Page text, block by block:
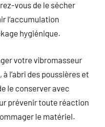
vous de le sécher
l’accumulation
hygiénique.
votre vibromasseur
l’abri des poussières et
le conserver avec
prévenir toute réaction
le matériel.